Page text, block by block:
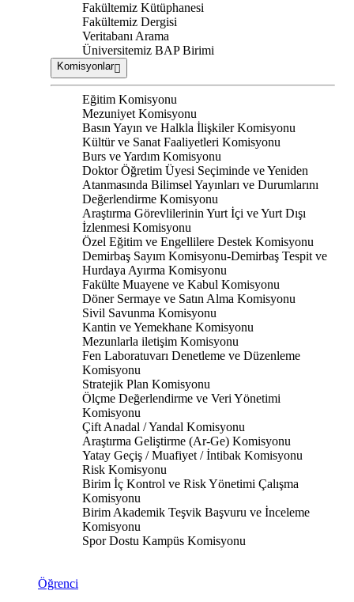
Fakültemiz Kütüphanesi
Fakültemiz Dergisi
Veritabanı Arama
Üniversitemiz BAP Birimi
Komisyonlar
Eğitim Komisyonu
Mezuniyet Komisyonu
Basın Yayın ve Halkla İlişkiler Komisyonu
Kültür ve Sanat Faaliyetleri Komisyonu
Burs ve Yardım Komisyonu
Doktor Öğretim Üyesi Seçiminde ve Yeniden
Atanmasında Bilimsel Yayınları ve Durumlarını
Değerlendirme Komisyonu
Araştırma Görevlilerinin Yurt İçi ve Yurt Dışı
İzlenmesi Komisyonu
Özel Eğitim ve Engellilere Destek Komisyonu
Demirbaş Sayım Komisyonu-Demirbaş Tespit ve
Hurdaya Ayırma Komisyonu
Fakülte Muayene ve Kabul Komisyonu
Döner Sermaye ve Satın Alma Komisyonu
Sivil Savunma Komisyonu
Kantin ve Yemekhane Komisyonu
Mezunlarla iletişim Komisyonu
Fen Laboratuvarı Denetleme ve Düzenleme
Komisyonu
Stratejik Plan Komisyonu
Ölçme Değerlendirme ve Veri Yönetimi
Komisyonu
Çift Anadal / Yandal Komisyonu
Araştırma Geliştirme (Ar-Ge) Komisyonu
Yatay Geçiş / Muafiyet / İntibak Komisyonu
Risk Komisyonu
Birim İç Kontrol ve Risk Yönetimi Çalışma
Komisyonu
Birim Akademik Teşvik Başvuru ve İnceleme
Komisyonu
Spor Dostu Kampüs Komisyonu
Öğrenci